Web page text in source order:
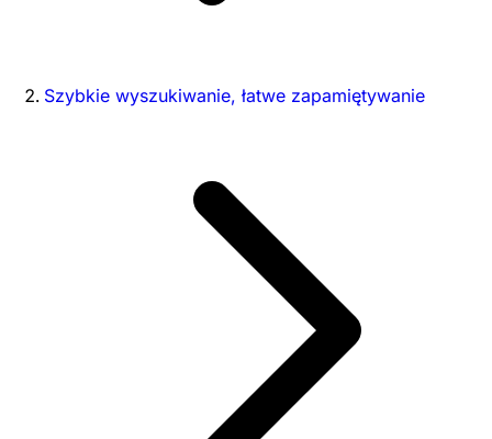
Szybkie wyszukiwanie, łatwe zapamiętywanie